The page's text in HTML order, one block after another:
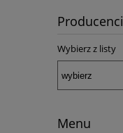
Producenci
Wybierz z listy
Menu